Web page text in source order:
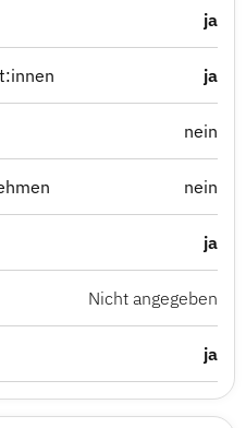
ja
ja
nein
nein
ja
Nicht angegeben
ja